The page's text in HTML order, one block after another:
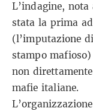
L’indagine, nota
stata la prima
(l’imputazione
stampo
non
mafie italiane.